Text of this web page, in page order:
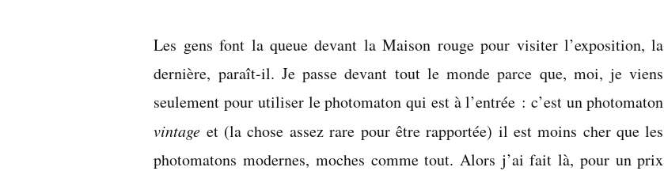
de
Les gens font la queue devant la Maison rouge pour visiter l’exposition, la
dernière, paraît-il. Je passe devant tout le monde parce que, moi, je viens
seulement pour utiliser le photomaton qui est à l’entrée : c’est un photomaton
vintage et (la chose assez rare pour être rapportée) il est moins cher que les
photomatons modernes, moches comme tout. Alors j’ai fait là, pour un prix